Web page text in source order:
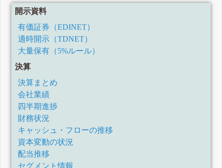
開示資料
有価証券（EDINET）
適時開示（TDNET）
大量保有（5%ルール）
決算
決算まとめ
会社業績
四半期進捗
財務状況
キャッシュ・フローの推移
資本変動の状況
配当推移
セグメント情報